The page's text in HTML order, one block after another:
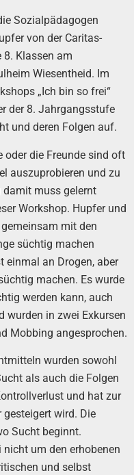
Sozialpädagogen
von der Caritas-
Klassen am
Wiesentheid. Im
„Ich bin so frei“
der 8. Jahrgangsstufe
und deren Folgen auf.
oder die Freunde sind oft
auszuprobieren und zu
damit muss gelernt
Workshop. Hupfer und
mit den
süchtig machen
einmal an Drogen, aber
machen. Es wurde
werden kann, auch
wurden in zwei Exkursen
Mobbing angesprochen.
wurden sowohl
als auch die Folgen
und hat zur
gesteigert wird. Die
Sucht beginnt.
um den erhobenen
und selbst